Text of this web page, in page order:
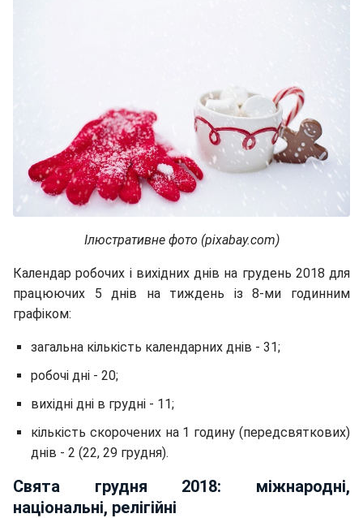
Ілюстративне фото (pixabay.com)
Календар робочих і вихідних днів на грудень 2018 для
працюючих 5 днів на тиждень із 8-ми годинним
графіком:
загальна кількість календарних днів - 31;
робочі дні - 20;
вихідні дні в грудні - 11;
кількість скорочених на 1 годину (передсвяткових)
днів - 2 (22, 29 грудня).
Свята грудня 2018: міжнародні,
національні, релігійні